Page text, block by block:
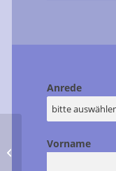
Anrede
Vorname
Transport 17. Juli 2025